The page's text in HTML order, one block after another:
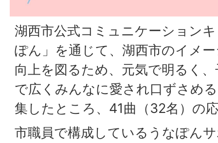
湖西市公式コミュニケーション
ぽん」を通じて、湖西市のイメ
向上を図るため、元気で明るく
で広くみんなに愛され口ずさめ
集したところ、41曲（32名）の
市職員で構成しているうなぽん